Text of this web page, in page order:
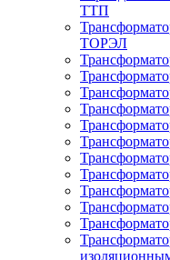
ТТП
ТОРЭЛ